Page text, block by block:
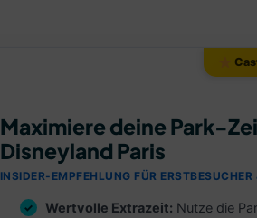
Maximiere deine Park-
Disneyland Paris
INSIDER-EMPFEHLUNG FÜR ERSTBESUCHER
Wertvolle Extrazeit: Nutze die